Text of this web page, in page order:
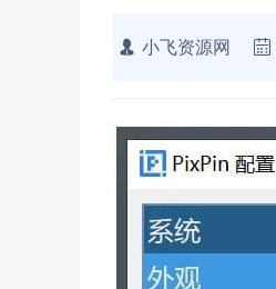
小飞资源网